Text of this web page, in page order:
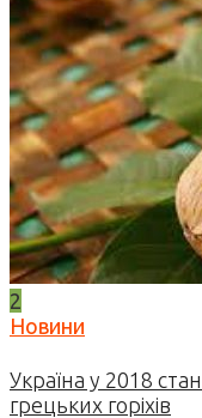
2
Новини
Україна у 2018
грецьких горіхів